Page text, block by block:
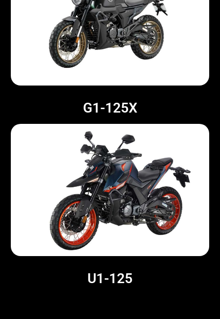
G1-125X
U1-125